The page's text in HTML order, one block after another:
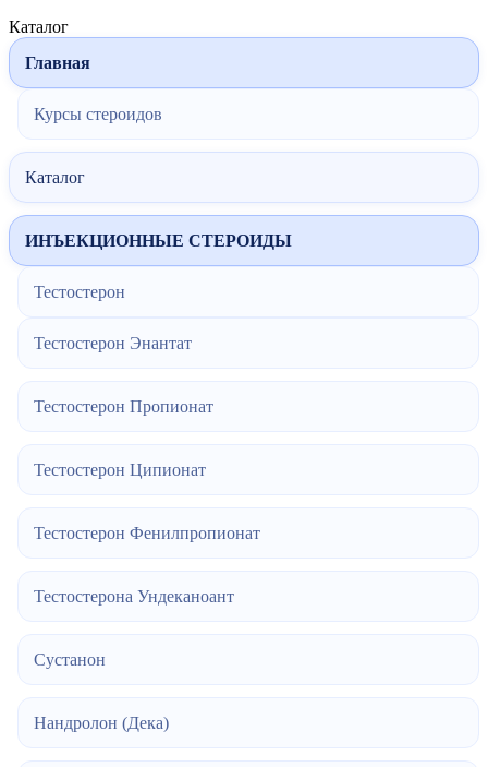
Каталог
Главная
Курсы стероидов
Каталог
ИНЪЕКЦИОННЫЕ СТЕРОИДЫ
Тестостерон
Тестостерон Энантат
Тестостерон Пропионат
Тестостерон Ципионат
Тестостерон Фенилпропионат
Тестостерона Ундеканоант
Сустанон
Нандролон (Дека)